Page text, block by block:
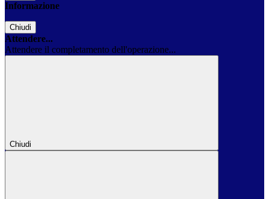
Informazione
Chiudi
Attendere...
Attendere il completamento dell'operazione...
Chiudi